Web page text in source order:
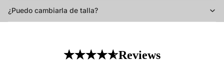
¿Puedo cambiarla de talla?
Reviews